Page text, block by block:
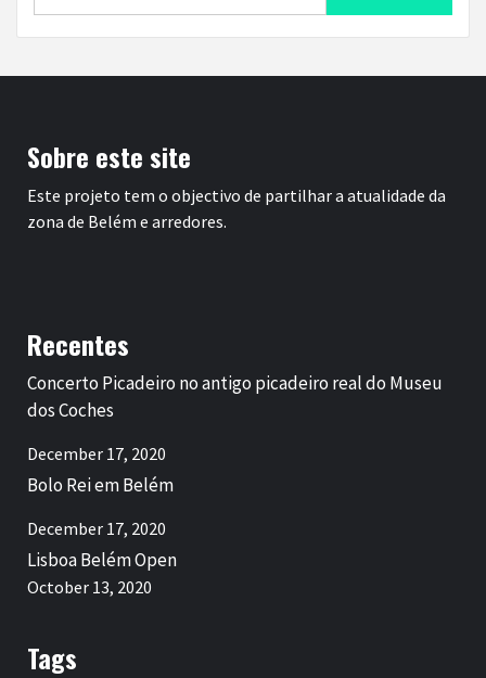
Sobre este site
Este projeto tem o objectivo de partilhar a atualidade da
zona de Belém e arredores.
Recentes
Concerto Picadeiro no antigo picadeiro real do Museu
dos Coches
December 17, 2020
Bolo Rei em Belém
December 17, 2020
Lisboa Belém Open
October 13, 2020
Tags